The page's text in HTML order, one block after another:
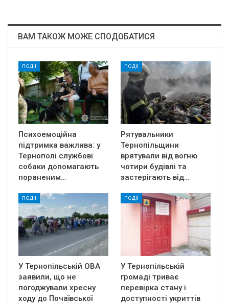
ВАМ ТАКОЖ МОЖЕ СПОДОБАТИСЯ
ПОДІЇ
Психоемоційна
підтримка важлива: у
Тернополі службові
собаки допомагають
пораненим…
ПОДІЇ
Рятувальники
Тернопільщини
врятували від вогню
чотири будівлі та
застерігають від…
ПОДІЇ
У Тернопільській ОВА
заявили, що не
погоджували хресну
ходу до Почаївської
ПОДІЇ
У Тернопільській
громаді триває
перевірка стану і
доступності укриттів